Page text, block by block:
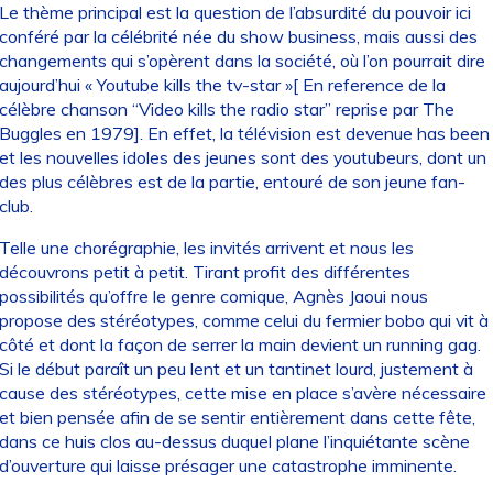
thème principal est la question de l’absurdité du pouvoir ici
par la célébrité née du show business, mais aussi des
qui s’opèrent dans la société, où l’on pourrait dire
« Youtube kills the tv-star »[ En reference de la
chanson “Video kills the radio star” reprise par The
en 1979]. En effet, la télévision est devenue has been
les nouvelles idoles des jeunes sont des youtubeurs, dont un
plus célèbres est de la partie, entouré de son jeune fan-
une chorégraphie, les invités arrivent et nous les
petit à petit. Tirant profit des différentes
qu’offre le genre comique, Agnès Jaoui nous
des stéréotypes, comme celui du fermier bobo qui vit à
et dont la façon de serrer la main devient un running gag.
le début paraît un peu lent et un tantinet lourd, justement à
des stéréotypes, cette mise en place s’avère nécessaire
bien pensée afin de se sentir entièrement dans cette fête,
ce huis clos au-dessus duquel plane l’inquiétante scène
qui laisse présager une catastrophe imminente.